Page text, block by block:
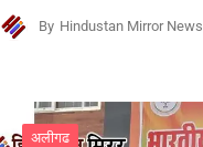
By Hindustan Mirror News
अलीगढ